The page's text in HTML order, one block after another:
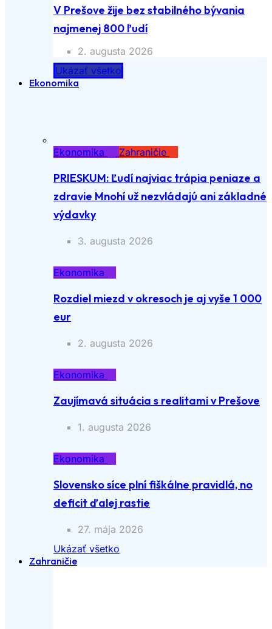
V Prešove žije bez stabilného bývania
najmenej 800 ľudí
2. augusta 2026
Ukázať všetko
Ekonomika
Ekonomika Zahraničie
PRIESKUM: Ľudí najviac trápia peniaze a
zdravie Mnohí už nezvládajú ani základné
výdavky
3. augusta 2026
Ekonomika
Rozdiel miezd v okresoch je aj vyše 1 000
eur
2. augusta 2026
Ekonomika
Zaujímavá situácia s realitami v Prešove
1. augusta 2026
Ekonomika
Slovensko síce plní fiškálne pravidlá, no
deficit ďalej rastie
27. mája 2026
Ukázať všetko
Zahraničie